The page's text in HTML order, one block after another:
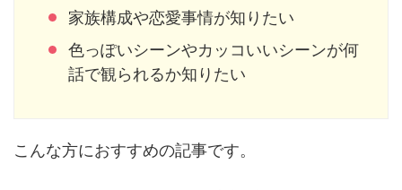
家族構成や恋愛事情が知りたい
色っぽいシーンやカッコいいシーンが何
話で観られるか知りたい
こんな方におすすめの記事です。